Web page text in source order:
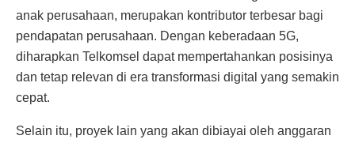
anak perusahaan, merupakan kontributor terbesar bagi
pendapatan perusahaan. Dengan keberadaan 5G,
diharapkan Telkomsel dapat mempertahankan posisinya
dan tetap relevan di era transformasi digital yang semakin
cepat.
Selain itu, proyek lain yang akan dibiayai oleh anggaran